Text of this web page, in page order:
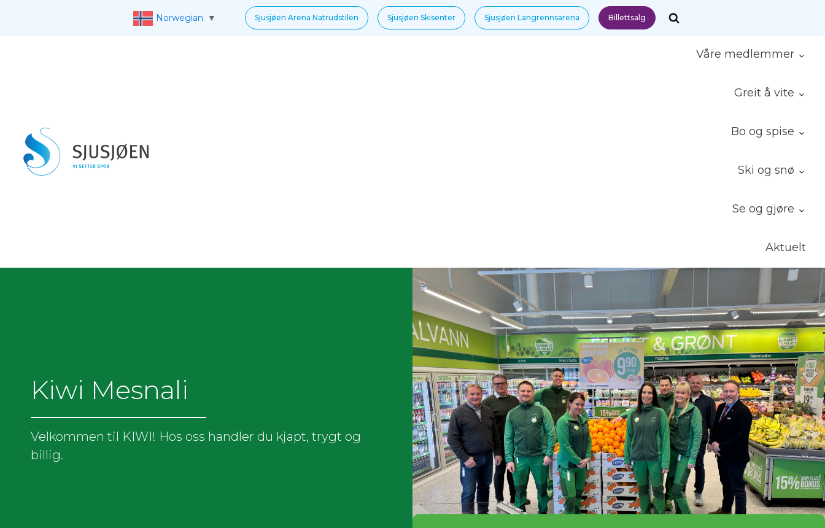
Norwegian ▼ Sjusjøen Arena Natrudstilen Sjusjøen Skisenter Sjusjøen Langrennsarena Billettsalg
Aktuelt
Se og gjøre
Ski og snø
Bo og spise
Greit å vite
Våre medlemmer
Kiwi Mesnali
Velkommen til KIWI! Hos oss handler du kjapt, trygt og
billig.